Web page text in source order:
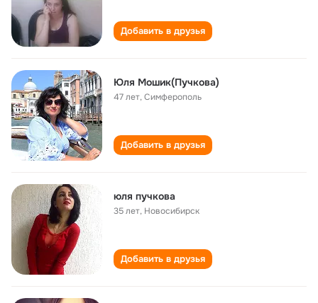
Добавить в друзья
Юля Мошик(Пучкова)
47 лет,Симферополь
Добавить в друзья
юля пучкова
35 лет, Новосибирск
Добавить в друзья